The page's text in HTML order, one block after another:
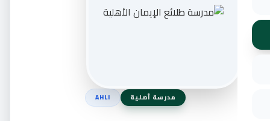
مدرسة أهلية AHLI